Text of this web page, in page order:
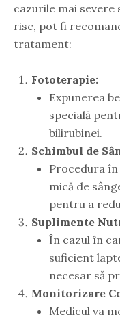
cazurile mai
risc, pot fi
tratament:
Fototerapie:
Expunerea
specială
bilirubinei.
Schimbul de
Procedura
mică de
pentru a
Suplimente
În cazul în
suficient
necesar să
Monitorizare
Medicul va